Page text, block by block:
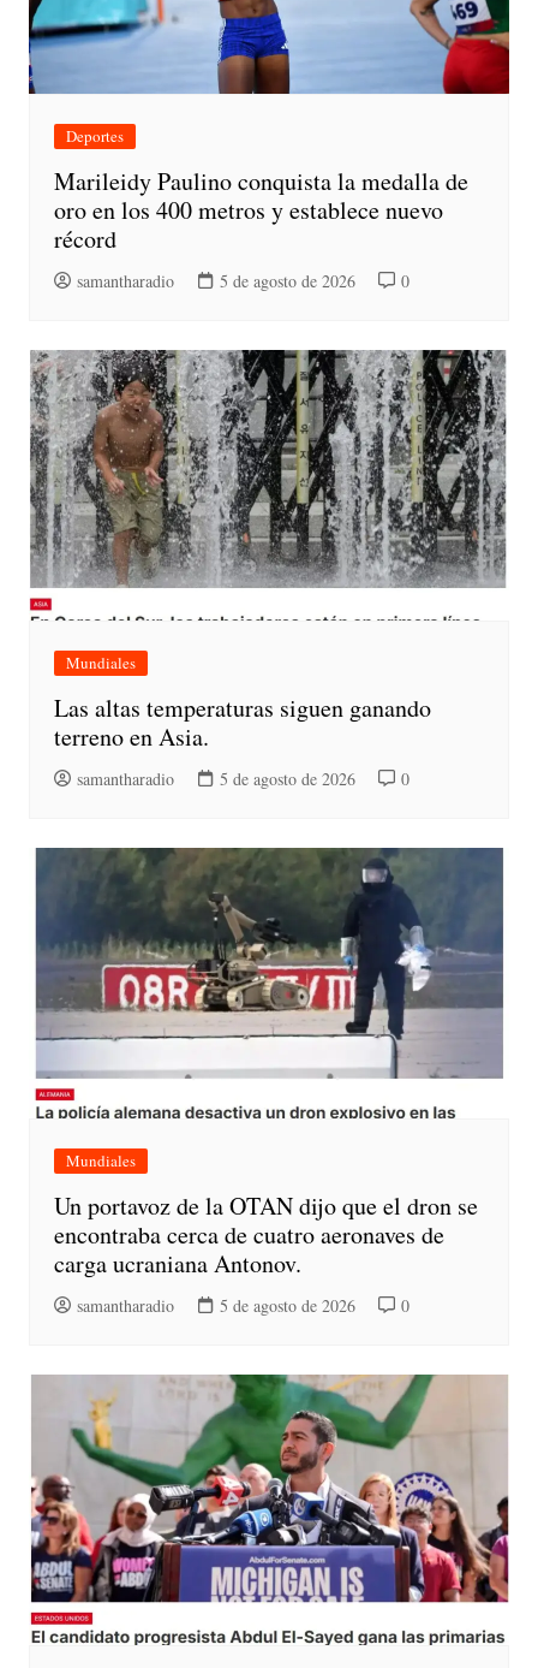
Deportes
Marileidy Paulino conquista la medalla de
oro en los 400 metros y establece nuevo
récord
samantharadio 5 de agosto de 2026 0
Mundiales
Las altas temperaturas siguen ganando
terreno en Asia.
samantharadio 5 de agosto de 2026 0
Mundiales
Un portavoz de la OTAN dijo que el dron se
encontraba cerca de cuatro aeronaves de
carga ucraniana Antonov.
samantharadio 5 de agosto de 2026 0